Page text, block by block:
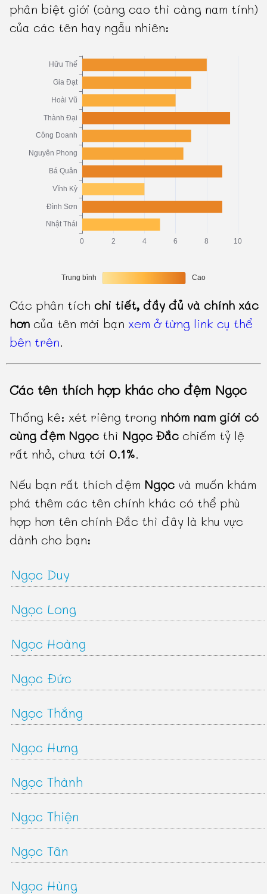
phân biệt giới (càng cao thì càng nam tính)
của các tên hay ngẫu nhiên:
Các phân tích chi tiết, đầy đủ và chính xác
hơn của tên mời bạn xem ở từng link cụ thể
bên trên.
Các tên thích hợp khác cho đệm Ngọc
Thống kê: xét riêng trong nhóm nam giới có
cùng đệm Ngọc thì Ngọc Đắc chiếm tỷ lệ
rất nhỏ, chưa tới0.1%.
Nếu bạn rất thích đệm Ngọc và muốn khám
phá thêm các tên chính khác có thể phù
hợp hơn tên chính Đắc thì đây là khu vực
dành cho bạn:
Ngọc Duy
Ngọc Long
Ngọc Hoàng
Ngọc Đức
Ngọc Thắng
Ngọc Hưng
Ngọc Thành
Ngọc Thiện
Ngọc Tân
Ngọc Hùng